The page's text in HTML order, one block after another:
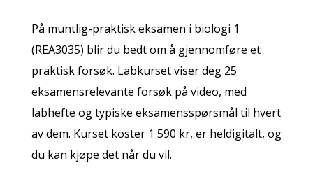
På muntlig-praktisk eksamen i biologi 1
(REA3035) blir du bedt om å gjennomføre et
praktisk forsøk. Labkurset viser deg 25
eksamensrelevante forsøk på video, med
labhefte og typiske eksamensspørsmål til hvert
av dem. Kurset koster 1 590 kr, er heldigitalt, og
du kan kjøpe det når du vil.